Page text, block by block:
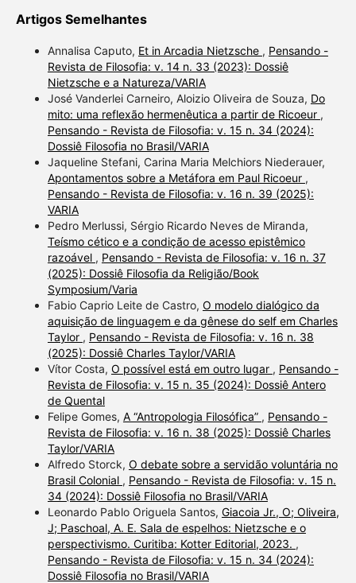
Artigos Semelhantes
Annalisa Caputo, Et in Arcadia Nietzsche , Pensando -
Revista de Filosofia: v. 14 n. 33 (2023): Dossiê
Nietzsche e a Natureza/VARIA
José Vanderlei Carneiro, Aloizio Oliveira de Souza, Do
mito: uma reflexão hermenêutica a partir de Ricoeur ,
Pensando - Revista de Filosofia: v. 15 n. 34 (2024):
Dossiê Filosofia no Brasil/VARIA
Jaqueline Stefani, Carina Maria Melchiors Niederauer,
Apontamentos sobre a Metáfora em Paul Ricoeur ,
Pensando - Revista de Filosofia: v. 16 n. 39 (2025):
VARIA
Pedro Merlussi, Sérgio Ricardo Neves de Miranda,
Teísmo cético e a condição de acesso epistêmico
razoável , Pensando - Revista de Filosofia: v. 16 n. 37
(2025): Dossiê Filosofia da Religião/Book
Symposium/Varia
Fabio Caprio Leite de Castro, O modelo dialógico da
aquisição de linguagem e da gênese do self em Charles
Taylor , Pensando - Revista de Filosofia: v. 16 n. 38
(2025): Dossiê Charles Taylor/VARIA
Vítor Costa, O possível está em outro lugar , Pensando -
Revista de Filosofia: v. 15 n. 35 (2024): Dossiê Antero
de Quental
Felipe Gomes, A “Antropologia Filosófica” , Pensando -
Revista de Filosofia: v. 16 n. 38 (2025): Dossiê Charles
Taylor/VARIA
Alfredo Storck, O debate sobre a servidão voluntária no
Brasil Colonial , Pensando - Revista de Filosofia: v. 15 n.
34 (2024): Dossiê Filosofia no Brasil/VARIA
Leonardo Pablo Origuela Santos, Giacoia Jr., O; Oliveira,
J; Paschoal, A. E. Sala de espelhos: Nietzsche e o
perspectivismo. Curitiba: Kotter Editorial, 2023. ,
Pensando - Revista de Filosofia: v. 15 n. 34 (2024):
Dossiê Filosofia no Brasil/VARIA